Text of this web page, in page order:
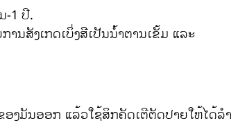
-1 ປີ.
ນສັງເກດເບິ່ງສີເປັນນ້ຳຕານເຂັ້ມ ແລະ
ງມັນອອກ ແລ້ວໃຊ້ສິກຄັດເຕີຕັດປາຍໃຫ້ໄດ້ລຳ